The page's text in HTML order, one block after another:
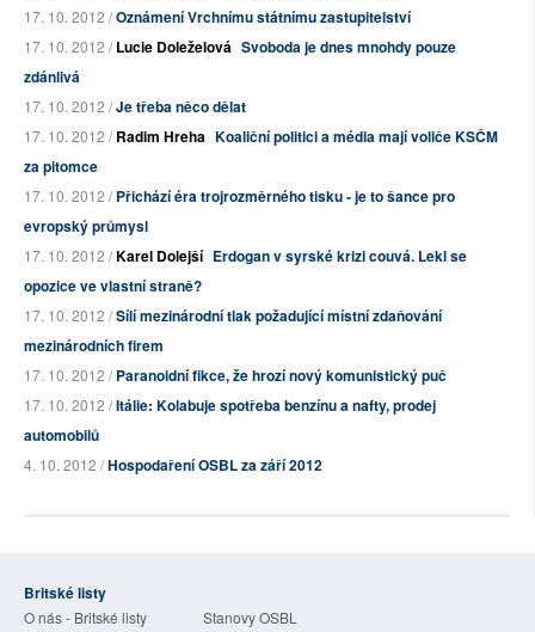
17. 10. 2012 /Oznámení Vrchnímu státnímu zastupitelství
17. 10. 2012 /Lucie Doleželová Svoboda je dnes mnohdy pouze
zdánlivá
17. 10. 2012 /Je třeba něco dělat
17. 10. 2012 /Radim Hreha Koaliční politici a média mají voliče KSČM
za pitomce
17. 10. 2012 /Přichází éra trojrozměrného tisku - je to šance pro
evropský průmysl
17. 10. 2012 /Karel Dolejší Erdogan v syrské krizi couvá. Lekl se
opozice ve vlastní straně?
17. 10. 2012 /Sílí mezinárodní tlak požadující místní zdaňování
mezinárodních firem
17. 10. 2012 /Paranoidní fikce, že hrozí nový komunistický puč
17. 10. 2012 /Itálie: Kolabuje spotřeba benzínu a nafty, prodej
automobilů
4. 10. 2012 /Hospodaření OSBL za září 2012
Britské listy
O nás - Britské listy
Stanovy OSBL